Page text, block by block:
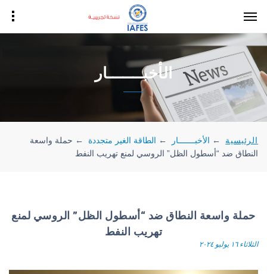
الأخبـــــــار
الرئيسية ← الأخبـــــــار ← الطاقة الغير متجددة ← حملة واسعة
النطاق ضد “أسطول الظل” الروسي لمنع تهريب النفط
حملة واسعة النطاق ضد “أسطول الظل” الروسي لمنع
تهريب النفط
الثلاثاء ١٦ يوليو ٢٠٢٤